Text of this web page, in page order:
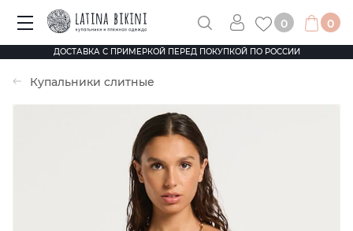
ДОСТАВКА С ПРИМЕРКОЙ ПЕРЕД ПОКУПКОЙ ПО РОССИИ
0 0
Купальники слитные